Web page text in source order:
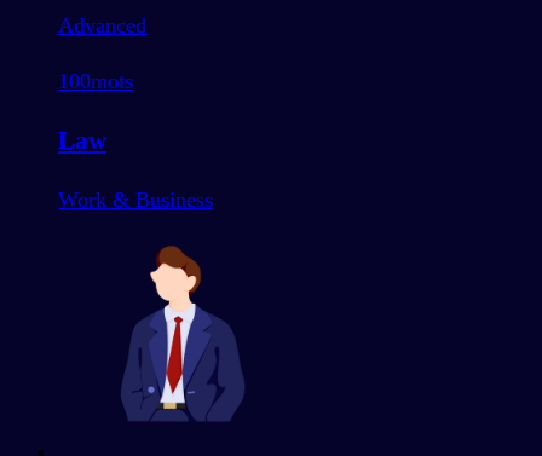
Advanced
100mots
Law
Work & Business